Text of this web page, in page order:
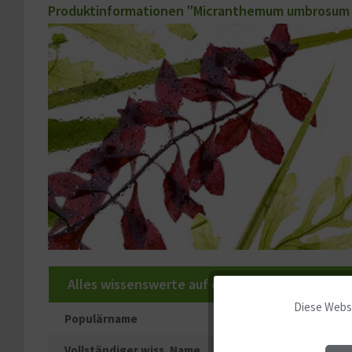
Produktinformationen "Micranthemum
Populärname
Alles wissenswerte auf einen Blick!
Funktionale
Diese